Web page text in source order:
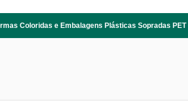
Coloridas e Embalagens Plásticas Sopradas PET